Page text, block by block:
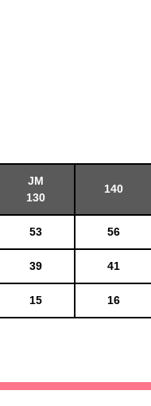
JM
130
140
53 56
39 41
15 16